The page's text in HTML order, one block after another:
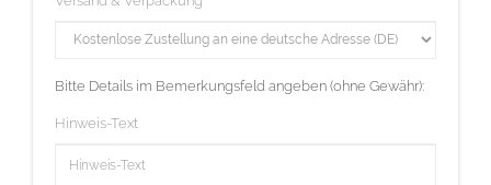
Bitte Details im Bemerkungsfeld angeben (ohne Gewähr):
Hinweis-Text